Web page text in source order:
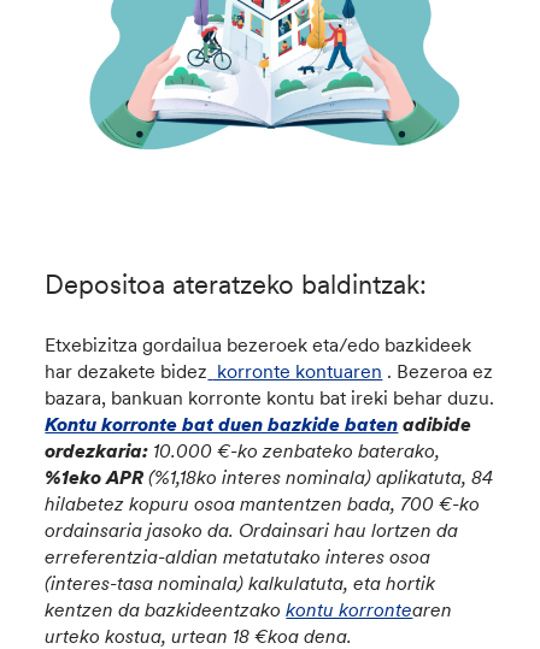
Depositoa ateratzeko baldintzak:
Etxebizitza gordailua bezeroek eta/edo bazkideek
har dezakete bidez korronte kontuaren . Bezeroa ez
bazara, bankuan korronte kontu bat ireki behar duzu.
Kontu korronte bat duen bazkide baten adibide
ordezkaria: 10.000 €-ko zenbateko baterako,
%1eko APR(%1,18ko interes nominala) aplikatuta, 84
hilabetez kopuru osoa mantentzen bada, 700 €-ko
ordainsaria jasoko da. Ordainsari hau lortzen da
erreferentzia-aldian metatutako interes osoa
(interes-tasa nominala) kalkulatuta, eta hortik
kentzen da bazkideentzakokontu korrontearen
urteko kostua, urtean 18 €koa dena.